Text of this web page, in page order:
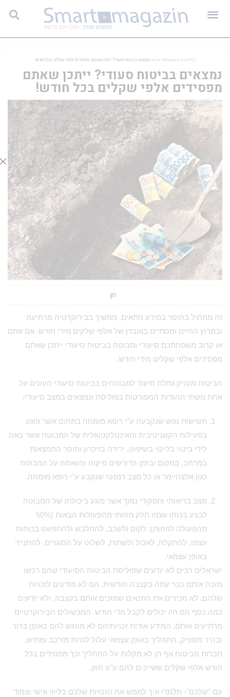
דף הבית »
For Woman
» נמצאים בביטוח סעודי? ייתכן שאתם מפסידים אלפי שקלים בכל חודש!
נמצאים בביטוח סעודי? ייתכן שאתם
מפסידים אלפי שקלים בכל חודש!
חן
זה מתחיל בחוסר במידע מתאים, ממשיך בבירוקרטיה מרתיעה
ובמרוץ החיים ומסתיים באובדן של אלפי שלקים מידי חודש. אם אתם
או קרוב משפחתכם סיעודי ומבוטח בביטוח סיעודי ייתכן שאתם
מפסידים אלפי שקלים מידי חודש.
הביטוח מעניק גמלת סיעוד למבוטחים בביטוח סיעודי העונים על
אחת משתי ההגדות המפורטות בפוליסה ונמצאים במצב סיעודי:
תשישות נפש שנקבעה ע"י רופא מומחה בתחום אשר פוגע
בפעילות הקוגניטיבית והאינטלקטואלית של המבוטח אשר באה
לידי ביטוי בליקוי בשיפוט, ירידה בזיכרון וחוסר התמצאות
במרחב, במקום ובזמן הדורשים פיקוח והשגחה על המבוטח
כגון אלצהיימר או כל מצב דמנטי שנקבע ע"י רופא מומחה.
מצב בריאותי ותפקודי נמוך אשר פוגע ביכולתו של המבוטח
לבצע בכוחו עצמו חלק מהותי מהפעולות הבאות (50%
מהפעולה לפחות): לקום ולשכב, להתלבש ולהתפשט בכוחות
עצמו, להתקלח, לאכול ולשתות, לשלוט על הסוגרים, להתנייד
באופן עצמאי.
ישראלים רבים לא יודעים שפוליסת הביטוח הסיעודי שהם רכשו
מזכה אותם כבר עתה בקצבה חודשית. הם לא מודעים לזכויות
שלהם, לא מכירים את התנאים שמזכים אותם בקצבה, ולא יודעים
כמה כסף הם היו יכולים לקבל מדי חודש. המכשולים הבירוקרטיים
מרתיעים אותם, המידע אודות זכויותיהם לא מונגש להם באופן ברור
ובהיר מספיק, התהליך באופן עצמאי עלול להיות מורכב ומתיש,
חברות הביטוח אף הן לא מקלות על התהליך וכך מפסידים בכל
חודש אלפי שקלים ששייכים להם ע"פ חוק.
עם "שלכם"- תלמדו איך לממש את הזכויות שלכם בליווי אישי וצמוד